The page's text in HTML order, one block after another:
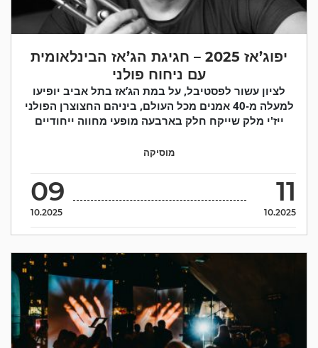
יפוג’אז 2025 – חגיגת הג’אז הבינלאומית
עם ניחוח פולני
לציון עשור לפסטיבל, על במת הג’אז בתל אביב יופיעו
למעלה מ‑40 אמנים מכל העולם, ביניהם החצוצרן הפולני
ייז'י מלק שייקח חלק בארבעה מופעי מחווה ייחודיים
09
10.2025
11
10.2025
מוסיקה